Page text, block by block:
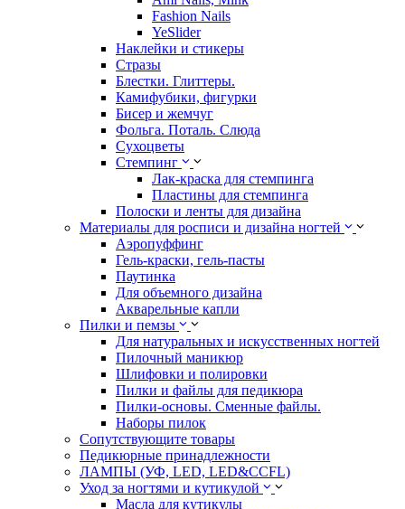
Fashion Nails
YeSlider
Наклейки и стикеры
Стразы
Блестки. Глиттеры.
Камифубики, фигурки
Бисер и жемчуг
Фольга. Поталь. Слюда
Сухоцветы
Стемпинг
Лак-краска для стемпинга
Пластины для стемпинга
Полоски и ленты для дизайна
Материалы для росписи и дизайна ногтей
Аэропуффинг
Гель-краски, гель-пасты
Паутинка
Для объемного дизайна
Акварельные капли
Пилки и пемзы
Для натуральных и искусственных ногтей
Пилочный маникюр
Шлифовки и полировки
Пилки и файлы для педикюра
Пилки-основы. Сменные файлы.
Наборы пилок
Сопутствующите товары
Педикюрные принадлежности
ЛАМПЫ (УФ, LED, LED&CCFL)
Уход за ногтями и кутикулой
Масла для кутикулы